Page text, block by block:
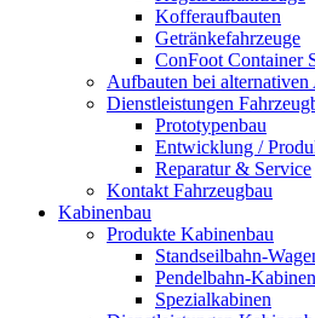
Kofferaufbauten
Getränkefahrzeuge
ConFoot Container
Aufbauten bei alternativen
Dienstleistungen
Prototypenbau
Entwicklung /
Reparatur & Service
Kontakt Fahrzeugbau
Kabinenbau
Produkte Kabinenbau
Standseilbahn-
Pendelbahn-Kabinen
Spezialkabinen